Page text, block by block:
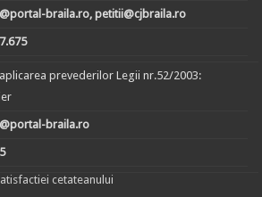
braila.ro, petitii@cjbraila.ro
prevederilor Legii nr.52/2003:
braila.ro
cetateanului